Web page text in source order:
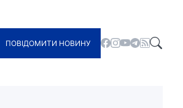
ПОВІДОМИТИ НОВИНУ